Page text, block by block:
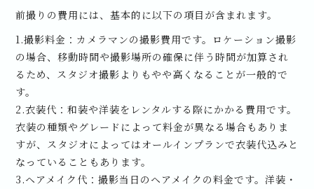
前撮りの費用には、基本的に以下の項目が含まれます。
1.撮影料金：カメラマンの撮影費用です。ロケーション撮影
の場合、移動時間や撮影場所の確保に伴う時間が加算され
るため、スタジオ撮影よりもやや高くなることが一般的で
す。
2.衣装代：和装や洋装をレンタルする際にかかる費用です。
衣装の種類やグレードによって料金が異なる場合もありま
すが、スタジオによってはオールインプランで衣装代込みと
なっていることもあります。
3.ヘアメイク代：撮影当日のヘアメイクの料金です。洋装・